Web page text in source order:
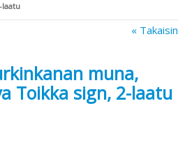
laatu
« Takaisin
muna,
Toikka sign, 2-laatu